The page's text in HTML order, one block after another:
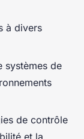
à divers
systèmes de
de contrôle